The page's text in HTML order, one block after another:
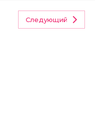
Следующий